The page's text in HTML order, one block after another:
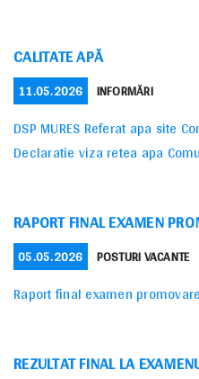
CALITATE APĂ
POSTED
ON
11.05.2026 CATEGORIES
INFORMĂRI
DSP MURES Referat apa site
Declaratie viza retea apa
RAPORT FINAL EXAMEN
POSTED
ON
05.05.2026 CATEGORIES
POSTURI VACANTE
Raport final examen
REZULTAT FINAL LA